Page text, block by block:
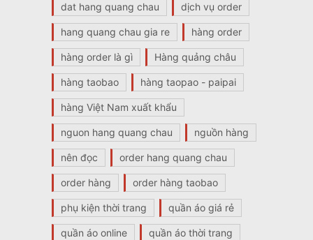
dat hang quang chau dịch vụ order
hang quang chau gia re hàng order
hàng order là gì Hàng quảng châu
hàng taobao hàng taopao - paipai
hàng Việt Nam xuất khẩu
nguon hang quang chau nguồn hàng
nên đọc order hang quang chau
order hàng order hàng taobao
phụ kiện thời trang quần áo giá rẻ
quần áo online quần áo thời trang